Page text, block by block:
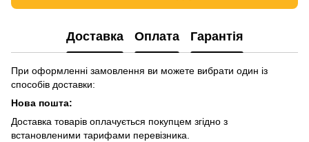
Доставка Оплата Гарантія
При оформленні замовлення ви можете вибрати один із
способів доставки:
Нова пошта:
Доставка товарів оплачується покупцем згідно з
встановленими тарифами перевізника.